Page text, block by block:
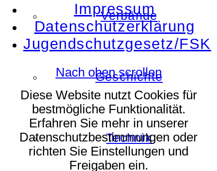
Verbände
Geschichte
Technik
Impressum
Datenschutzerklärung
Jugendschutzgesetz/FSK
Nach oben scrollen
Diese Website nutzt Cookies für
bestmögliche Funktionalität.
Erfahren Sie mehr in unserer
Datenschutzbestimmungen oder
richten Sie Einstellungen und
Freigaben ein.